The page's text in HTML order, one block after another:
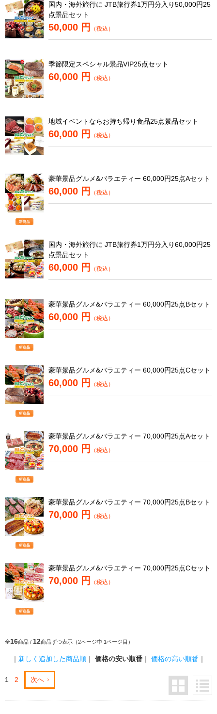
国内・海外旅行に JTB旅行券1万円分入り50,000円25
点景品セット
50,000 円 （税込）
季節限定スペシャル景品VIP25点セット
60,000 円 （税込）
地域イベントならお持ち帰り食品25点景品セット
60,000 円 （税込）
豪華景品グルメ&バラエティー 60,000円25点Aセット
60,000 円 （税込）
国内・海外旅行に JTB旅行券1万円分入り60,000円25
点景品セット
60,000 円 （税込）
豪華景品グルメ&バラエティー 60,000円25点Bセット
60,000 円 （税込）
豪華景品グルメ&バラエティー 60,000円25点Cセット
60,000 円 （税込）
豪華景品グルメ&バラエティー 70,000円25点Aセット
70,000 円 （税込）
豪華景品グルメ&バラエティー 70,000円25点Bセット
70,000 円 （税込）
豪華景品グルメ&バラエティー 70,000円25点Cセット
70,000 円 （税込）
全16商品 / 12商品ずつ表示（2ページ中 1ページ目）
｜ 新しく追加した商品順 ｜ 価格の安い順番 ｜ 価格の高い順番 ｜
1 2 次へ